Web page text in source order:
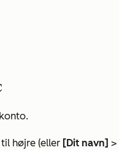
højre (eller [Dit navn] >